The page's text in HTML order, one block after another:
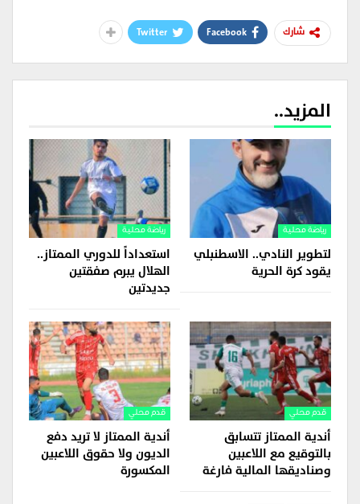
شارك Facebook
Twitter
المزيد..
رياضة محلية
لتطوير النادي.. الاسطنبلي
يقود كرة الحرية
رياضة محلية
استعداداً للدوري الممتاز..
الهلال يبرم صفقتين
جديدتين
قدم محلي
أندية الممتاز تتسابق
بالتوقيع مع اللاعبين
وصناديقها المالية فارغة
قدم محلي
أندية الممتاز لا تريد دفع
الديون ولا حقوق اللاعبين
المكسورة